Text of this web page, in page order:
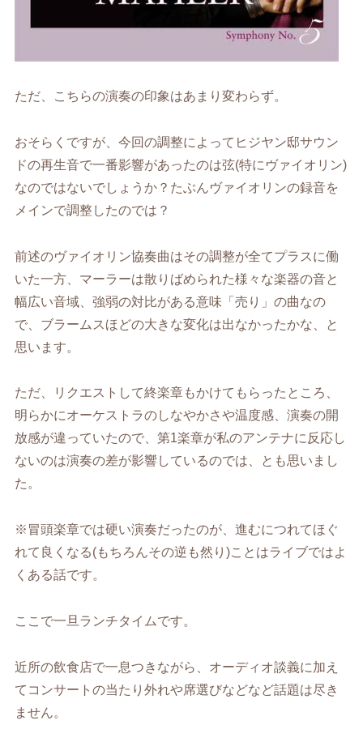
ただ、こちらの演奏の印象はあまり変わらず。
おそらくですが、今回の調整によってヒジヤン邸サウン
ドの再生音で一番影響があったのは弦(特にヴァイオリン)
なのではないでしょうか？たぶんヴァイオリンの録音を
メインで調整したのでは？
前述のヴァイオリン協奏曲はその調整が全てプラスに働
いた一方、マーラーは散りばめられた様々な楽器の音と
幅広い音域、強弱の対比がある意味「売り」の曲なの
で、ブラームスほどの大きな変化は出なかったかな、と
思います。
ただ、リクエストして終楽章もかけてもらったところ、
明らかにオーケストラのしなやかさや温度感、演奏の開
放感が違っていたので、第1楽章が私のアンテナに反応し
ないのは演奏の差が影響しているのでは、とも思いまし
た。
※冒頭楽章では硬い演奏だったのが、進むにつれてほぐ
れて良くなる(もちろんその逆も然り)ことはライブではよ
くある話です。
ここで一旦ランチタイムです。
近所の飲食店で一息つきながら、オーディオ談義に加え
てコンサートの当たり外れや席選びなどなど話題は尽き
ません。